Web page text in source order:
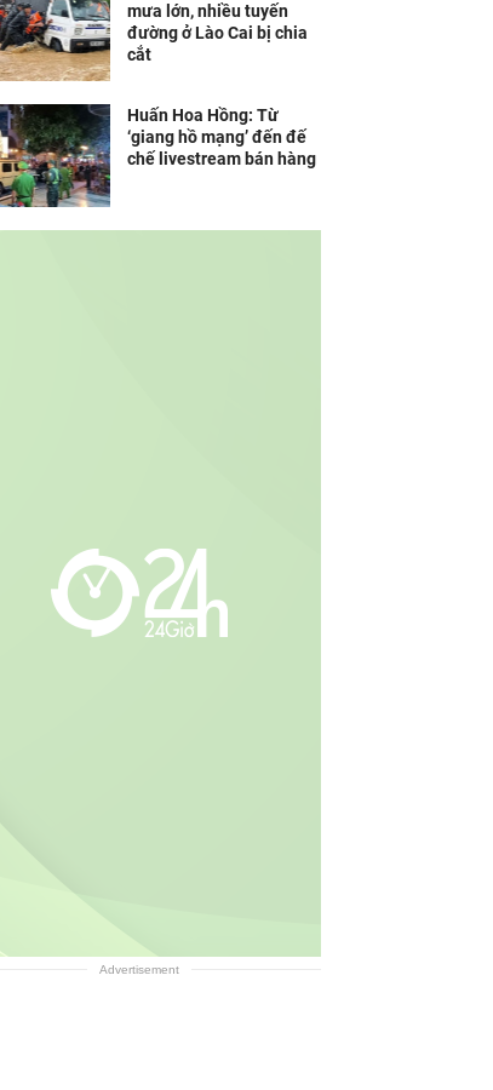
mưa lớn, nhiều tuyến
đường ở Lào Cai bị chia
cắt
Huấn Hoa Hồng: Từ
‘giang hồ mạng’ đến đế
chế livestream bán hàng
Advertisement